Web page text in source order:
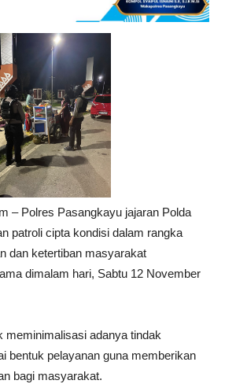
– Polres Pasangkayu jajaran Polda
patroli cipta kondisi dalam rangka
dan ketertiban masyarakat
dimalam hari, Sabtu 12 November
meminimalisasi adanya tindak
bentuk pelayanan guna memberikan
bagi masyarakat.